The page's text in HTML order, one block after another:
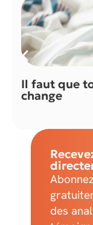
Il faut que
change
des